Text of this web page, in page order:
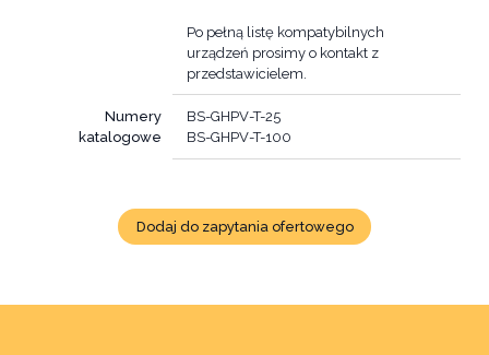
Po pełną listę kompatybilnych
urządzeń prosimy o kontakt z
przedstawicielem.
Numery
katalogowe
BS-GHPV-T-25
BS-GHPV-T-100
Dodaj do zapytania ofertowego